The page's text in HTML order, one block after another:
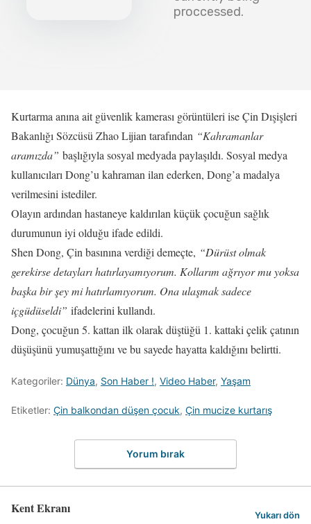
Kurtarma anına ait güvenlik kamerası görüntüleri ise Çin Dışişleri
Bakanlığı Sözcüsü Zhao Lijian tarafından “Kahramanlar
aramızda” başlığıyla sosyal medyada paylaşıldı. Sosyal medya
kullanıcıları Dong’u kahraman ilan ederken, Dong’a madalya
verilmesini istediler.
Olayın ardından hastaneye kaldırılan küçük çocuğun sağlık
durumunun iyi olduğu ifade edildi.
Shen Dong, Çin basınına verdiği demeçte, “Dürüst olmak
gerekirse detayları hatırlayamıyorum. Kollarım ağrıyor mu yoksa
başka bir şey mi hatırlamıyorum. Ona ulaşmak sadece
içgüdüseldi” ifadelerini kullandı.
Dong, çocuğun 5. kattan ilk olarak düştüğü 1. kattaki çelik çatının
düşüşünü yumuşattığını ve bu sayede hayatta kaldığını belirtti.
Kategoriler: Dünya, Son Haber !, Video Haber, Yaşam
Etiketler: Çin balkondan düşen çocuk, Çin mucize kurtarış
Yorum bırak
Kent Ekranı Yukarı dön